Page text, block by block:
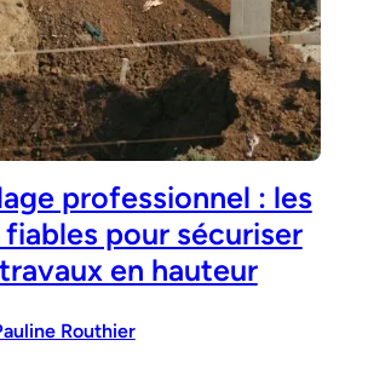
professionnel : les
pour sécuriser
en hauteur
Routhier